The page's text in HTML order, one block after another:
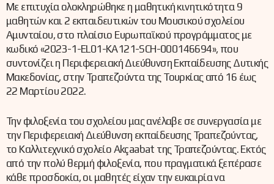
Με επιτυχία ολοκληρώθηκε η μαθητική κινητικότητα 9
μαθητών και 2 εκπαιδευτικών του Μουσικού σχολείου
Αμυνταίου, στο πλαίσιο Ευρωπαϊκού προγράμματος με
κωδικό «2023-1-EL01-KA121-SCH-000146694», που
συντονίζει η Περιφερειακή Διεύθυνση Εκπαίδευσης Δυτικής
Μακεδονίας, στην Τραπεζούντα της Τουρκίας από 16 έως
22 Μαρτίου 2022.
Την φιλοξενία του σχολείου μας ανέλαβε σε συνεργασία με
την Περιφερειακή Διεύθυνση εκπαίδευσης Τραπεζούντας,
το Καλλιτεχνικό σχολείο Akçaabat της Τραπεζούντας. Εκτός
από την πολύ θερμή φιλοξενία, που πραγματικά ξεπέρασε
κάθε προσδοκία, οι μαθητές είχαν την ευκαιρία να